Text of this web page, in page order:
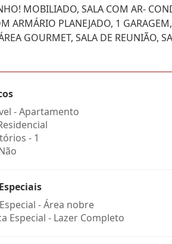
MOBILIADO, SALA COM AR-
ARMÁRIO PLANEJADO, 1
GOURMET, SALA DE REUNIÃO,
- Apartamento
- 1
- Área nobre
Especial - Lazer Completo